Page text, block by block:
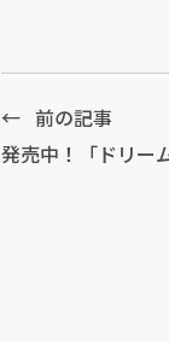
← 前の記事
発売中！「ドリー